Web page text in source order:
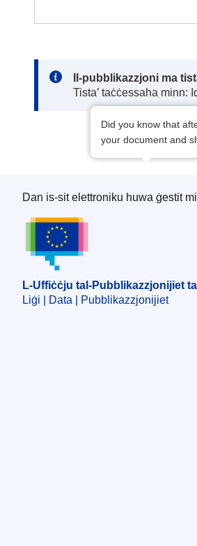
Note:
Il-pubblikazzjoni ma
Tista’ taċċessaha minn:
Did you know that
your document and
L-Uffiċċju tal-
Dan is-sit elettroniku huwa ġestit
L-Uffiċċju tal-Pubblikazzjonijiet
Liġi | Data | Pubblikazzjonijiet